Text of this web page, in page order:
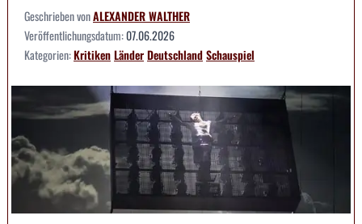
Geschrieben vonALEXANDER WALTHER
Veröffentlichungsdatum:07.06.2026
Kategorien:KritikenLänderDeutschlandSchauspiel